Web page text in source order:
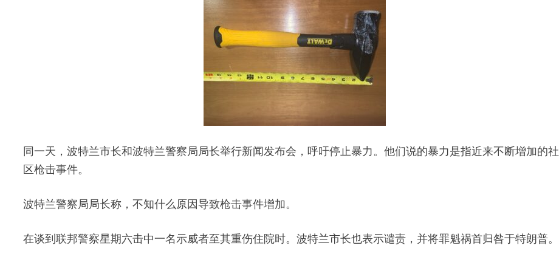
同一天，波特兰市长和波特兰警察局局长举行新闻发布会，呼吁停止暴力。他们说的暴力是指近来不断增加的社
区枪击事件。
波特兰警察局局长称，不知什么原因导致枪击事件增加。
在谈到联邦警察星期六击中一名示威者至其重伤住院时。波特兰市长也表示谴责，并将罪魁祸首归咎于特朗普。